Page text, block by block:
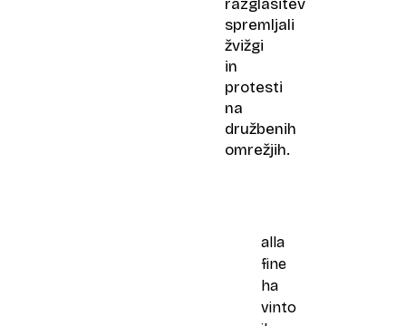
razglasitev
spremljali
žvižgi
in
protesti
na
družbenih
omrežjih.
alla
fine
ha
vinto